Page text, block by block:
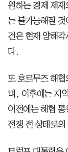
원하는 경제 제재
는 불가능해질
건은 현재 양해
다.
또 호르무즈 해
며, 이후에는 지
이전에는 해협
전쟁 전 상태로의